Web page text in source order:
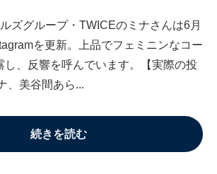
ズグループ・TWICEのミナさんは6月
を更新。上品でフェミニンなコー
し、反響を呼んでいます。【実際の投
、美谷間あら...
続きを読む